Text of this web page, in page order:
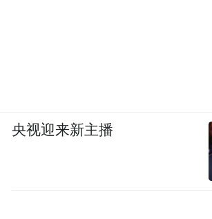
央视迎来新主播